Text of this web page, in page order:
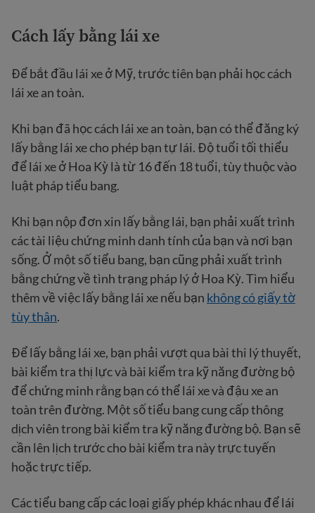
Cách lấy bằng lái xe
Để bắt đầu lái xe ở Mỹ, trước tiên bạn phải học cách
lái xe an toàn.
Khi bạn đã học cách lái xe an toàn, bạn có thể đăng ký
lấy bằng lái xe cho phép bạn tự lái. Độ tuổi tối thiểu
để lái xe ở Hoa Kỳ là từ 16 đến 18 tuổi, tùy thuộc vào
luật pháp tiểu bang.
Khi bạn nộp đơn xin lấy bằng lái, bạn phải xuất trình
các tài liệu chứng minh danh tính của bạn và nơi bạn
sống. Ở một số tiểu bang, bạn cũng phải xuất trình
bằng chứng về tình trạng pháp lý ở Hoa Kỳ. Tìm hiểu
thêm về việc lấy bằng lái xe nếu bạn không có giấy tờ
tùy thân.
Để lấy bằng lái xe, bạn phải vượt qua bài thi lý thuyết,
bài kiểm tra thị lực và bài kiểm tra kỹ năng đường bộ
để chứng minh rằng bạn có thể lái xe và đậu xe an
toàn trên đường. Một số tiểu bang cung cấp thông
dịch viên trong bài kiểm tra kỹ năng đường bộ. Bạn sẽ
cần lên lịch trước cho bài kiểm tra này trực tuyến
hoặc trực tiếp.
Các tiểu bang cấp các loại giấy phép khác nhau để lái